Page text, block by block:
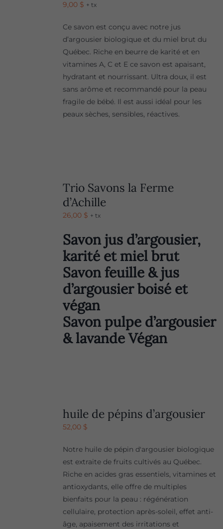
9,00 $ + tx
Ce savon est conçu avec notre jus
d’argousier biologique et du miel brut du
Québec. Riche en beurre de karité et en
vitamines A, C et E ce savon est apaisant,
hydratant et nourrissant. Ultra doux, il est
sans arôme et recommandé pour la peau
fragile de bébé. Il est aussi idéal pour les
peaux sèches, sensibles, réactives.
Trio Savons la Ferme
d’Achille
26,00 $ + tx
Savon jus d’argousier,
karité et miel brut
Savon feuille & jus
d’argousier boisé et
végan
Savon pulpe d’argousier
& lavande Végan
huile de pépins d’argousier
52,00 $
Notre huile de pépin d'argousier biologique
est extraite de fruits cultivés au Québec.
Riche en acides gras essentiels, vitamines et
antioxydants, elle offre de multiples
bienfaits pour la peau : régénération
cellulaire, protection après-soleil, effet anti-
âge, apaisement des irritations et